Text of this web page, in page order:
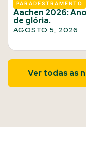
PARADESTRAMENTO
Aachen 2026:
de glória.
AGOSTO 5, 2026
Ver todas as